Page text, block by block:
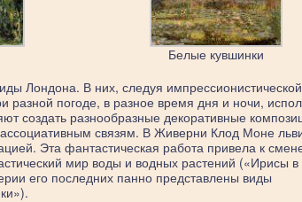
Белые кувшинки
Лондона. В них, следуя
погоде, в разное время дня и ночи,
создать разнообразные декоративные
связям. В Живерни Клод Моне
Эта фантастическая работа привела к
мир воды и водных растений («Ирисы в
его последних панно представлены виды